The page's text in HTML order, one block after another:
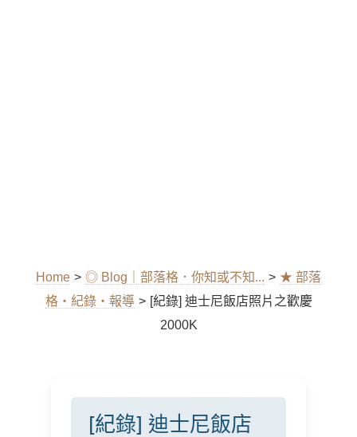
Home > ◎ Blog｜部落格．你知或不知... > ★ 部落
格‧紀錄‧報導 > [紀錄] 迪士尼飯店照片之歡慶
2000K
[紀錄] 迪士尼飯店